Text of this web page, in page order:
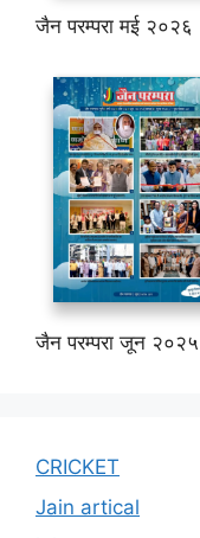
जैन परम्परा जून २०२५
jain santa